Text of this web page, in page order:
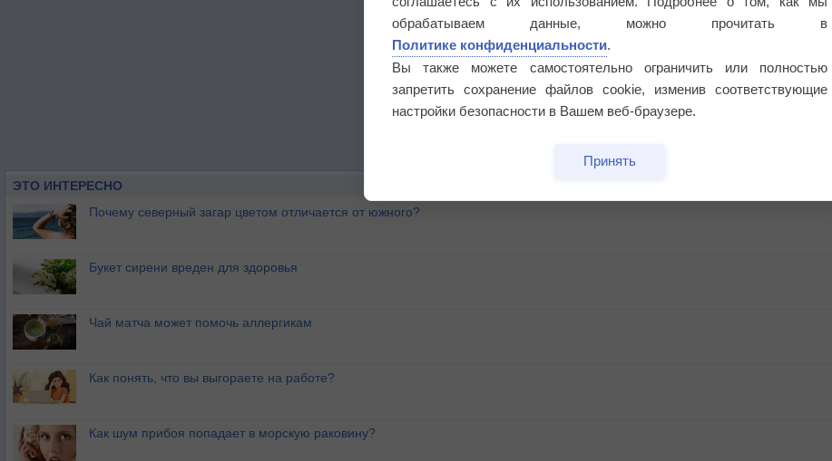
ЭТО ИНТЕРЕСНО
Почему северный загар цветом отличается от южного?
Букет сирени вреден для здоровья
Чай матча может помочь аллергикам
Как понять, что вы выгораете на работе?
Как шум прибоя попадает в морскую раковину?
обрабатываем данные, можно прочитать в
Политике конфиденциальности.
Вы также можете самостоятельно ограничить или полностью
запретить сохранение файлов cookie, изменив соответствующие
настройки безопасности в Вашем веб-браузере.
Принять